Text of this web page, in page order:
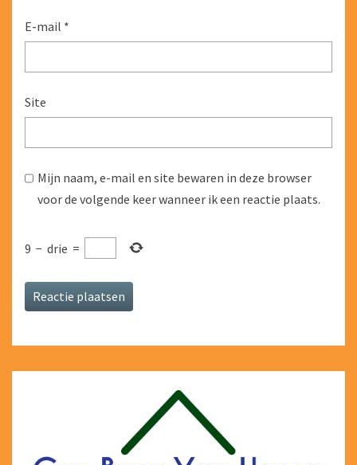
E-mail *
Site
Mijn naam, e-mail en site bewaren in deze browser
voor de volgende keer wanneer ik een reactie plaats.
9 − drie =